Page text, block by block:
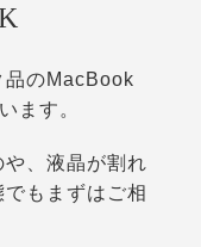
品のMacBook
ます。
、液晶が割れ
もまずはご相